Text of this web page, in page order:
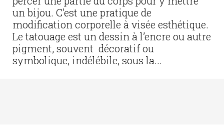
un bijou. C’est une pratique de
modification corporelle à visée esthétique.
Le tatouage est un dessin à l’encre ou autre
pigment, souvent décoratif ou
symbolique, indélébile, sous la...